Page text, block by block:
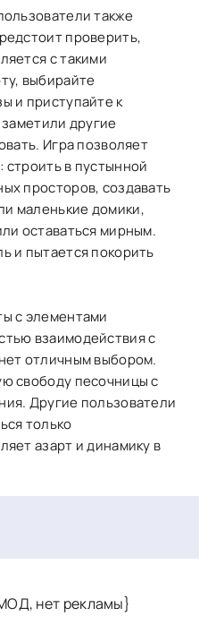
также
проверить,
с такими
выбирайте
и приступайте к
другие
Игра позволяет
в пустынной
просторов, создавать
маленькие домики,
оставаться мирным.
и пытается покорить
с элементами
взаимодействия с
отличным выбором.
свободу песочницы с
Другие пользователи
только
азарт и динамику в
нет рекламы}